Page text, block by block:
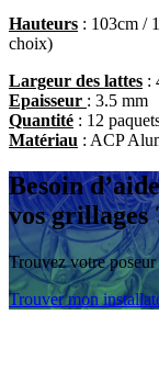
Hauteurs : 103cm /
choix)
Largeur des lattes :
Epaisseur : 3.5 mm
Quantité : 12
Matériau : ACP
Besoin d’aide
vos grillages
Trouvez votre
Trouver mon